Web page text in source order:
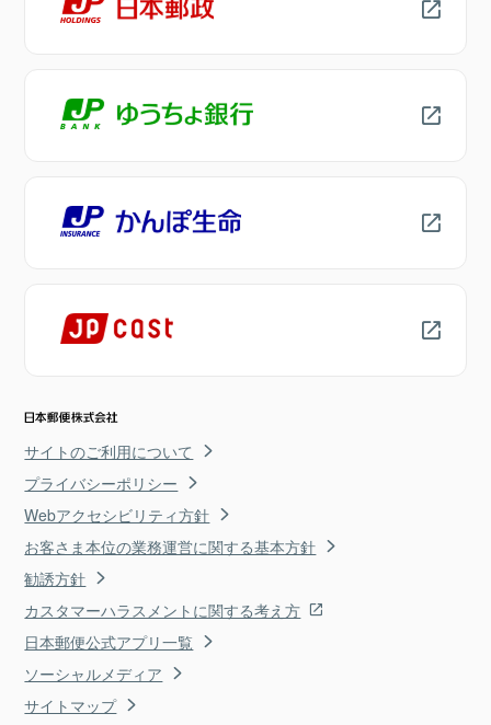
サイトのご利用について
プライバシーポリシー
Webアクセシビリティ方針
お客さま本位の業務運営に関する基本方針
勧誘方針
カスタマーハラスメントに関する考え方
日本郵便公式アプリ一覧
ソーシャルメディア
サイトマップ